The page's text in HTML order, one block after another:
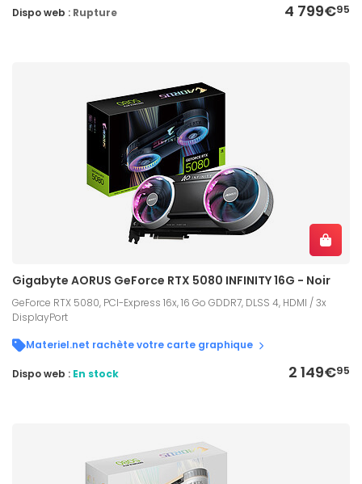
4 799€95
Dispo web : Rupture
Gigabyte AORUS GeForce RTX 5080 INFINITY 16G - Noir
GeForce RTX 5080, PCI-Express 16x, 16 Go GDDR7, DLSS 4, HDMI / 3x
DisplayPort
Materiel.net rachète votre carte graphique
2 149€95
Dispo web : En stock